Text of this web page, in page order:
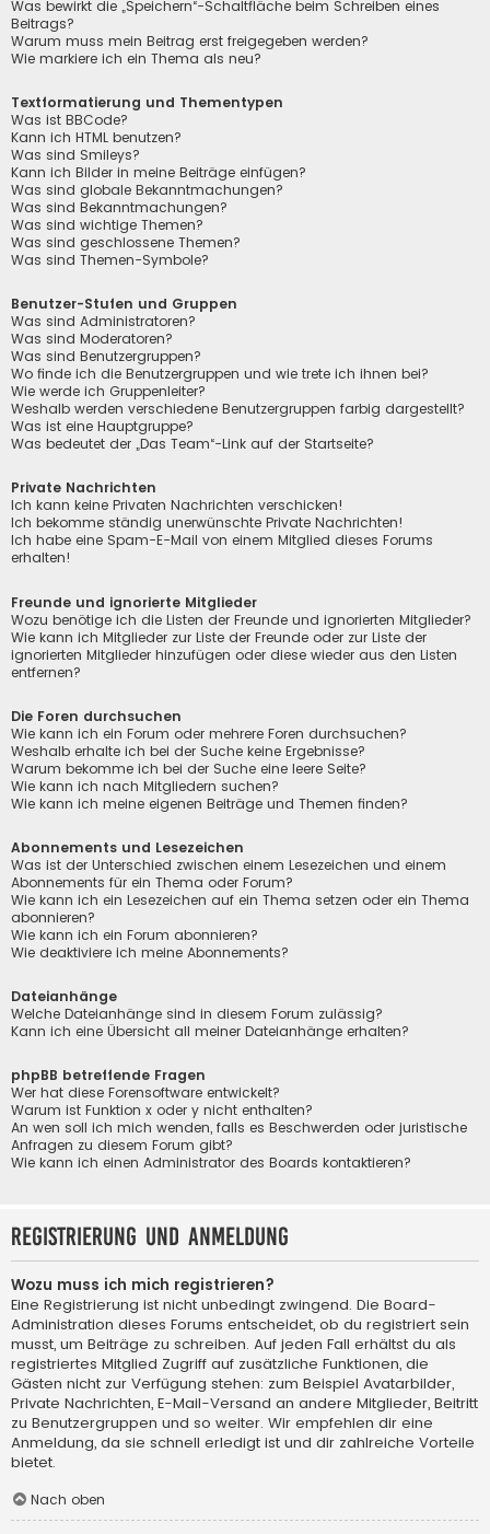
Was bewirkt die „Speichern“-Schaltfläche beim Schreiben eines
Beitrags?
Warum muss mein Beitrag erst freigegeben werden?
Wie markiere ich ein Thema als neu?
Textformatierung und Thementypen
Was ist BBCode?
Kann ich HTML benutzen?
Was sind Smileys?
Kann ich Bilder in meine Beiträge einfügen?
Was sind globale Bekanntmachungen?
Was sind Bekanntmachungen?
Was sind wichtige Themen?
Was sind geschlossene Themen?
Was sind Themen-Symbole?
Benutzer-Stufen und Gruppen
Was sind Administratoren?
Was sind Moderatoren?
Was sind Benutzergruppen?
Wo finde ich die Benutzergruppen und wie trete ich ihnen bei?
Wie werde ich Gruppenleiter?
Weshalb werden verschiedene Benutzergruppen farbig dargestellt?
Was ist eine Hauptgruppe?
Was bedeutet der „Das Team“-Link auf der Startseite?
Private Nachrichten
Ich kann keine Privaten Nachrichten verschicken!
Ich bekomme ständig unerwünschte Private Nachrichten!
Ich habe eine Spam-E-Mail von einem Mitglied dieses Forums
erhalten!
Freunde und ignorierte Mitglieder
Wozu benötige ich die Listen der Freunde und ignorierten Mitglieder?
Wie kann ich Mitglieder zur Liste der Freunde oder zur Liste der
ignorierten Mitglieder hinzufügen oder diese wieder aus den Listen
entfernen?
Die Foren durchsuchen
Wie kann ich ein Forum oder mehrere Foren durchsuchen?
Weshalb erhalte ich bei der Suche keine Ergebnisse?
Warum bekomme ich bei der Suche eine leere Seite?
Wie kann ich nach Mitgliedern suchen?
Wie kann ich meine eigenen Beiträge und Themen finden?
Abonnements und Lesezeichen
Was ist der Unterschied zwischen einem Lesezeichen und einem
Abonnements für ein Thema oder Forum?
Wie kann ich ein Lesezeichen auf ein Thema setzen oder ein Thema
abonnieren?
Wie kann ich ein Forum abonnieren?
Wie deaktiviere ich meine Abonnements?
Dateianhänge
Welche Dateianhänge sind in diesem Forum zulässig?
Kann ich eine Übersicht all meiner Dateianhänge erhalten?
phpBB betreffende Fragen
Wer hat diese Forensoftware entwickelt?
Warum ist Funktion x oder y nicht enthalten?
An wen soll ich mich wenden, falls es Beschwerden oder juristische
Anfragen zu diesem Forum gibt?
Wie kann ich einen Administrator des Boards kontaktieren?
Registrierung und Anmeldung
Wozu muss ich mich registrieren?
Eine Registrierung ist nicht unbedingt zwingend. Die Board-
Administration dieses Forums entscheidet, ob du registriert sein
musst, um Beiträge zu schreiben. Auf jeden Fall erhältst du als
registriertes Mitglied Zugriff auf zusätzliche Funktionen, die
Gästen nicht zur Verfügung stehen: zum Beispiel Avatarbilder,
Private Nachrichten, E-Mail-Versand an andere Mitglieder, Beitritt
zu Benutzergruppen und so weiter. Wir empfehlen dir eine
Anmeldung, da sie schnell erledigt ist und dir zahlreiche Vorteile
bietet.
Nach oben